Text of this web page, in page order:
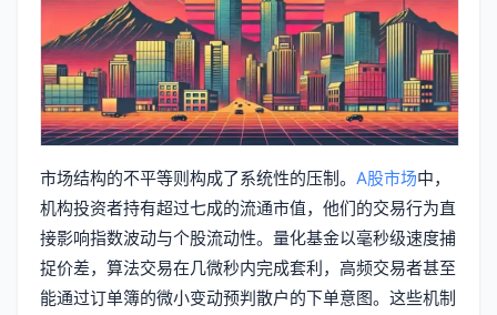
市场结构的不平等则构成了系统性的压制。 A股市场中，
机构投资者持有超过七成的流通市值，他们的交易行为直
接影响指数波动与个股流动性。量化基金以毫秒级速度捕
捉价差，算法交易在几微秒内完成套利，高频交易者甚至
能通过订单簿的微小变动预判散户的下单意图。这些机制